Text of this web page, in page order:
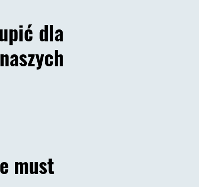
dla
must